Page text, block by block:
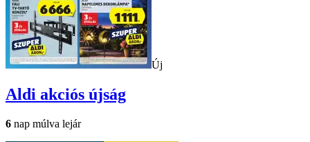
Új
Aldi akciós újság
6 nap múlva lejár